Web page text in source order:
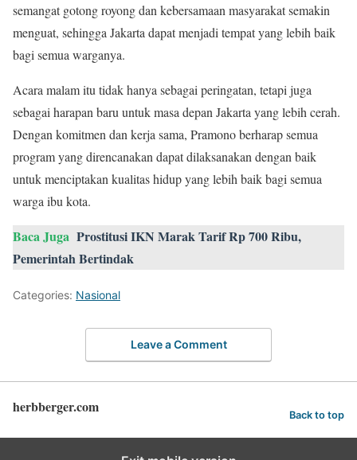
semangat gotong royong dan kebersamaan masyarakat semakin
menguat, sehingga Jakarta dapat menjadi tempat yang lebih baik
bagi semua warganya.
Acara malam itu tidak hanya sebagai peringatan, tetapi juga
sebagai harapan baru untuk masa depan Jakarta yang lebih cerah.
Dengan komitmen dan kerja sama, Pramono berharap semua
program yang direncanakan dapat dilaksanakan dengan baik
untuk menciptakan kualitas hidup yang lebih baik bagi semua
warga ibu kota.
Baca Juga Prostitusi IKN Marak Tarif Rp 700 Ribu,
Pemerintah Bertindak
Categories: Nasional
Leave a Comment
herbberger.com Back to top